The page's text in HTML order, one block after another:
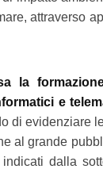
attraverso
la
e
di evidenziare
al grande
dalla